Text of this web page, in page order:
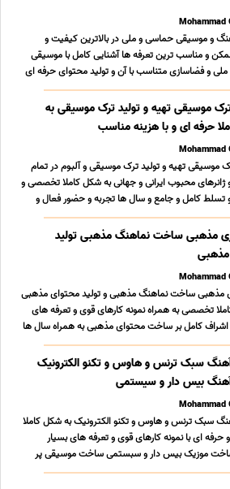
Mohammad
و موسیقی حماسی و ملی در بالاترین کیفیت و
و مناسب ترین تعرفه ها آشنایی کامل با موسیقی
و فضاسازی متناسب با آن و تولید محتوای حرفه ای
وطنی میهنی 09196065003 پیام رسان های فعال همین خط
ایتا بله سروش در صورت تمایل به ارتباط از طریق آی
موسیقی تهیه و تولید ترک موسیقی به
حرفه ای و با هزینه مناسب
Mohammad
تهیه و تولید ترک موسیقی و آلبوم در تمام
محبوب ایرانی و جهانی به شکل کاملا تخصصی و
تسلط کامل و جامع و سال ها تجربه و حضور فعال و
نمونه کارهای قوی در سبکهای مختلف و تعرفه
مناسب ؛ استثنایی و حداقلی تولید محتوای فاخ ... ...
مذهبی ساخت نماهنگ مذهبی تولید
Mohammad
مذهبی ساخت نماهنگ مذهبی و تولید محتوای مذهبی
تخصصی به همراه نمونه کارهای قوی و تعرفه های
اشراف کامل بر ساخت محتوای مذهبی به همراه سال ها
تجربه 09196065003 پیام رسان های فعال همین خط تلگرام
بله سروش در صورت تمایل به ارتباط از طریق آیدی ...
سبک ترنس و هاوس و تکنو الکترونیک
بیس دار و سیستمی
Mohammad
سبک ترنس و هاوس و تکنو الکترونیک به شکل کاملا
ای با نمونه کارهای قوی و تعرفه های بسیار
موزیک بیس دار و سبستمی ساخت موسیقی پر
آن با شعر و ملودی در بالاترین کیفیت و کوالیتی